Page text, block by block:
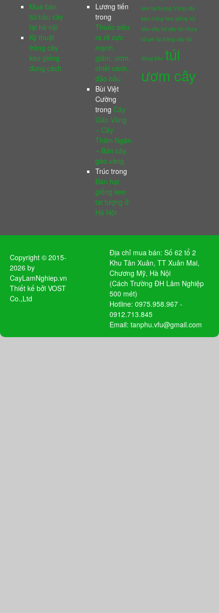
Mua bán
túi bầu cây
tại hà nội
Kỹ thuật
trồng cây
keo giống
đúng cách
Lương tiến
trong
Thuốc siêu
ra rễ cực
mạnh,
giâm, ươm,
chiết cành,
đảo bầu
Bùi Việt
Cường
trong Cây
Gáo Vàng
– Cây
Thiên Ngân
– Bán cây
gáo vàng
Trúctrong
Bán hạt
giống keo
tai tượng ở
Hà Nội
keo tai tượng trồng cây
keo trồng keo giống túi
bầu cây túi cây túi nhựa
túi pe túi trồng cây túi
đóng bầu túi
ươm cây
Copyright © 2015-
2026 by
CayLamNghiep.vn
Thiết kế bởi VOST
Co.,Ltd
Địa chỉ mua bán: Số 62 tổ 2
Khu Tân Xuân, TT Xuân Mai,
Chương Mỹ, Hà Nội
(Cách Trường ĐH Lâm Nghiệp
500 mét)
Hotline: 0975.958.967 -
0912.713.845
Email: tanphu.vfu@gmail.com